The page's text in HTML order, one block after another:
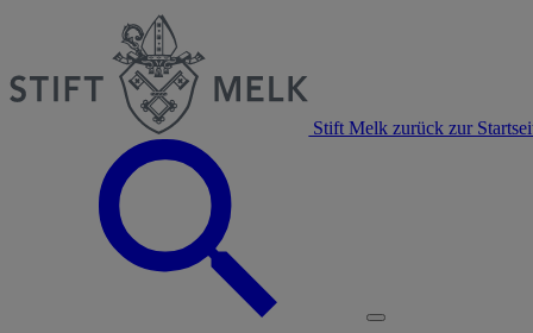
Stift Melk zurück zur